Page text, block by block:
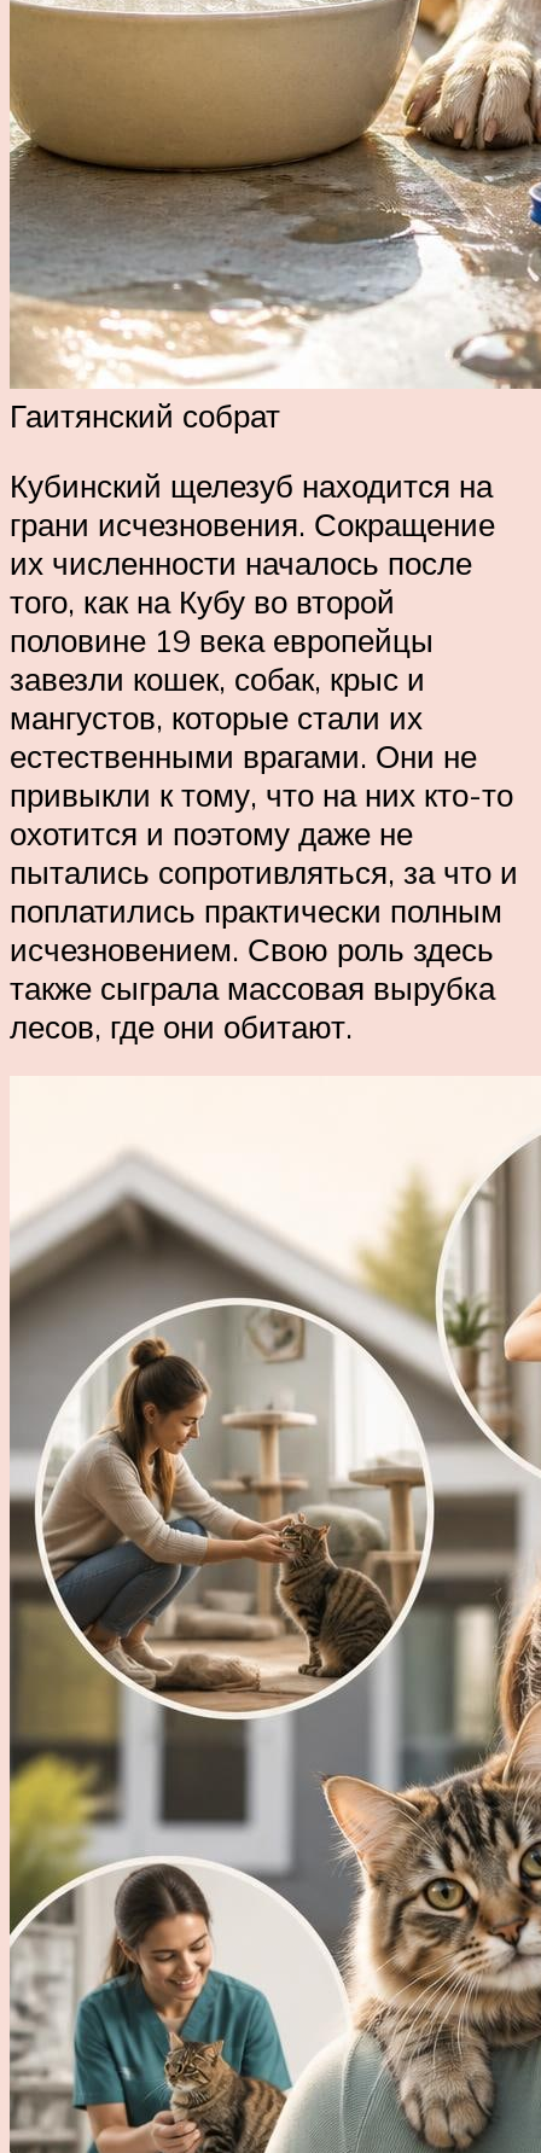
Гаитянский собрат
Кубинский щелезуб находится на
грани исчезновения. Сокращение
их численности началось после
того, как на Кубу во второй
половине 19 века европейцы
завезли кошек, собак, крыс и
мангустов, которые стали их
естественными врагами. Они не
привыкли к тому, что на них кто-то
охотится и поэтому даже не
пытались сопротивляться, за что и
поплатились практически полным
исчезновением. Свою роль здесь
также сыграла массовая вырубка
лесов, где они обитают.